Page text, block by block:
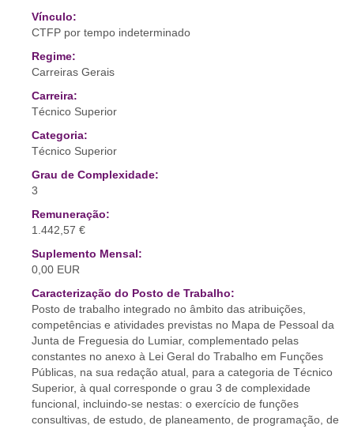
Vínculo:
CTFP por tempo indeterminado
Regime:
Carreiras Gerais
Carreira:
Técnico Superior
Categoria:
Técnico Superior
Grau de Complexidade:
3
Remuneração:
1.442,57 €
Suplemento Mensal:
0,00 EUR
Caracterização do Posto de Trabalho:
Posto de trabalho integrado no âmbito das atribuições,
competências e atividades previstas no Mapa de Pessoal da
Junta de Freguesia do Lumiar, complementado pelas
constantes no anexo à Lei Geral do Trabalho em Funções
Públicas, na sua redação atual, para a categoria de Técnico
Superior, à qual corresponde o grau 3 de complexidade
funcional, incluindo-se nestas: o exercício de funções
consultivas, de estudo, de planeamento, de programação, de